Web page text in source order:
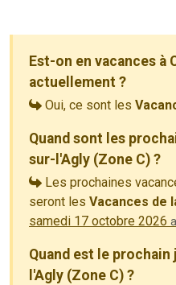
Est-on en vacances à
actuellement ?
Oui, ce sont les
Quand sont les
sur-l'Agly (Zone C) ?
Les prochaines
seront les Vacances de
samedi 17 octobre 2026
Quand est le
l'Agly (Zone C) ?